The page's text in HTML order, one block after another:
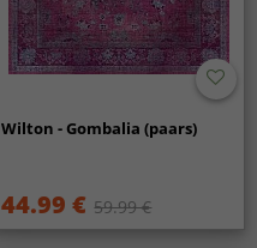
Wilton - Gombalia (paars)
44.99 € 59.99 €